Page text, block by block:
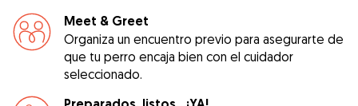
Meet & Greet
Organiza un encuentro previo para asegurarte de
que tu perro encaja bien con el cuidador
seleccionado.